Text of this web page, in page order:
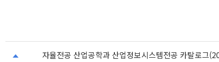
자율전공 산업공학과 산업정보시스템전공 카탈로그